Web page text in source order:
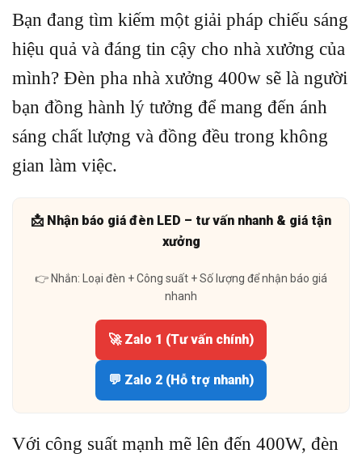
Bạn đang tìm kiếm một giải pháp chiếu sáng
hiệu quả và đáng tin cậy cho nhà xưởng của
mình? Đèn pha nhà xưởng 400w sẽ là người
bạn đồng hành lý tưởng để mang đến ánh
sáng chất lượng và đồng đều trong không
gian làm việc.
📩 Nhận báo giá đèn LED – tư vấn nhanh & giá tận
xưởng
👉 Nhắn: Loại đèn + Công suất + Số lượng để nhận báo giá
nhanh
🚀 Zalo 1 (Tư vấn chính)
💬 Zalo 2 (Hỗ trợ nhanh)
Với công suất mạnh mẽ lên đến 400W, đèn